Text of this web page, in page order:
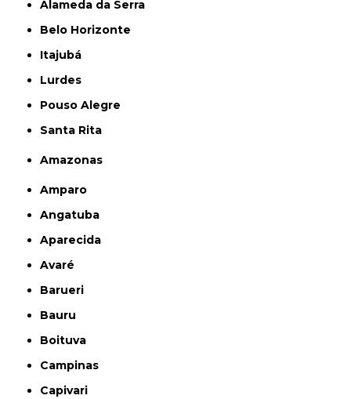
Alameda da Serra
Belo Horizonte
Itajubá
Lurdes
Pouso Alegre
Santa Rita
Amazonas
Amparo
Angatuba
Aparecida
Avaré
Barueri
Bauru
Boituva
Campinas
Capivari